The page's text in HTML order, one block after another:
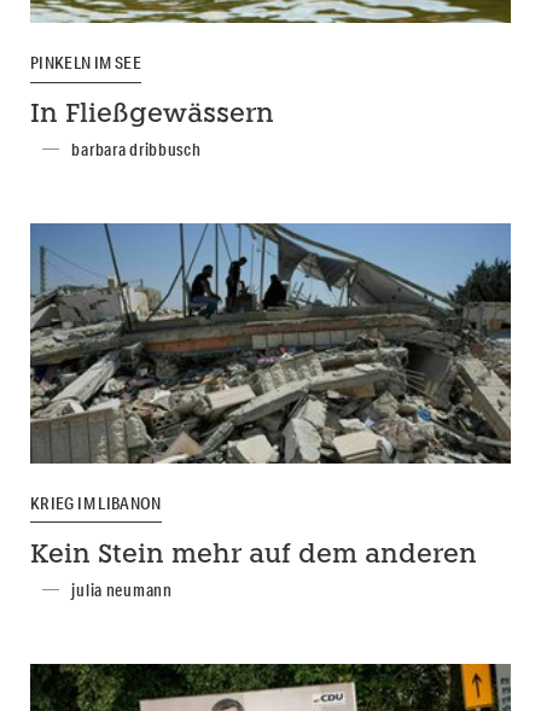
PINKELN IM SEE
In Fließgewässern
barbara dribbusch
KRIEG IM LIBANON
Kein Stein mehr auf dem anderen
julia neumann